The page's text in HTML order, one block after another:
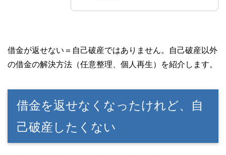
借金が返せない＝自己破産ではありません。自己破産以外
の借金の解決方法（任意整理、個人再生）を紹介します。
借金を返せなくなったけれど、自
己破産したくない